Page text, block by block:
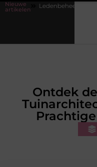
Nieuwe
artikelen
orde krijgen zonder extra
Ontdek